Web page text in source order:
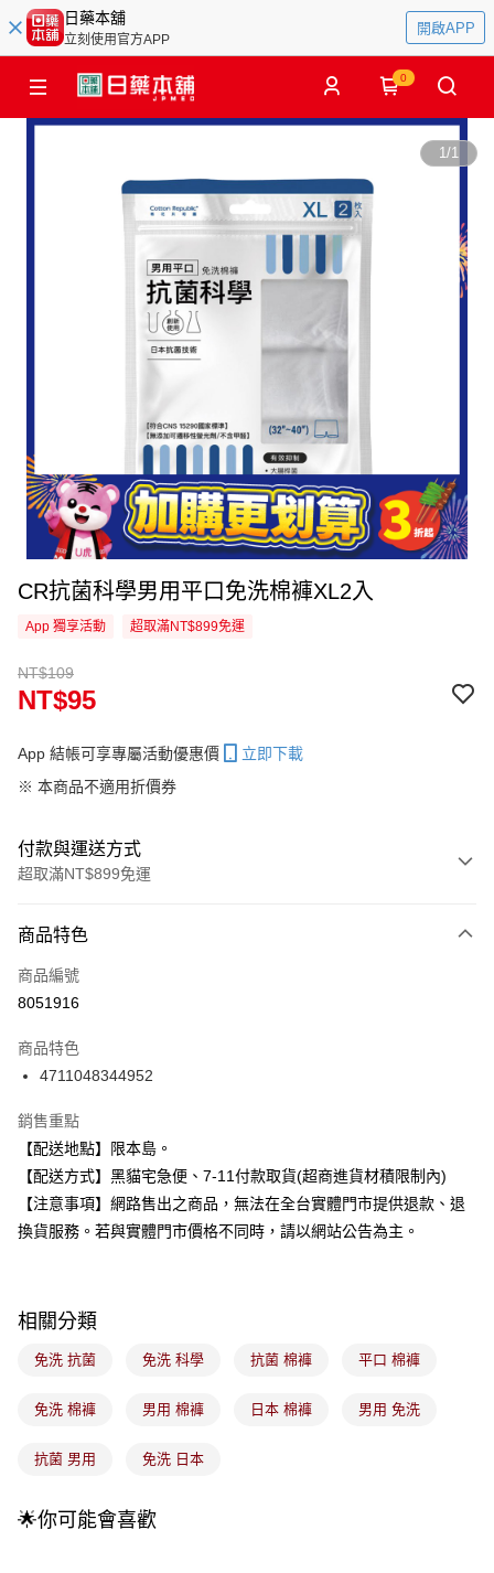
日藥本舖
立刻使用官方APP
開啟APP
0
1/1
CR抗菌科學男用平口免洗棉褲XL2入
App 獨享活動 超取滿NT$899免運
NT$109
NT$95
App 結帳可享專屬活動優惠價
立即下載
※ 本商品不適用折價券
付款與運送方式
超取滿NT$899免運
信用卡一次付款
信用卡分期付款
合作金庫商業銀行
華南商業銀行
國泰世華商業銀行
臺灣中小企業銀行
匯豐（台灣）商業銀行
華泰商業銀行
聯邦商業銀行
遠東國際商業銀行
元大商業銀行
永豐商業銀行
Apple Pay
街口支付
悠遊付
全盈+PAY
大哥付你分期
【大哥付你分期使用說明】
流程，驗證手機門號後，選擇欲分期的期數、繳款截止日，確認付款後即完
4.訂單成立30分鐘內，如未前往確認交易或遇審核未通過，訂單將自動取
ATM付款
全家取貨付款
商品特色
商品編號
8051916
商品特色
4711048344952
銷售重點
【配送地點】限本島。
【配送方式】黑貓宅急便、7-11付款取貨(超商進貨材積限制內)
【注意事項】網路售出之商品，無法在全台實體門市提供退款、退
換貨服務。若與實體門市價格不同時，請以網站公告為主。
相關分類
免洗 抗菌 免洗 科學 抗菌 棉褲 平口 棉褲
免洗 棉褲 男用 棉褲 日本 棉褲 男用 免洗
抗菌 男用 免洗 日本
🌟你可能會喜歡